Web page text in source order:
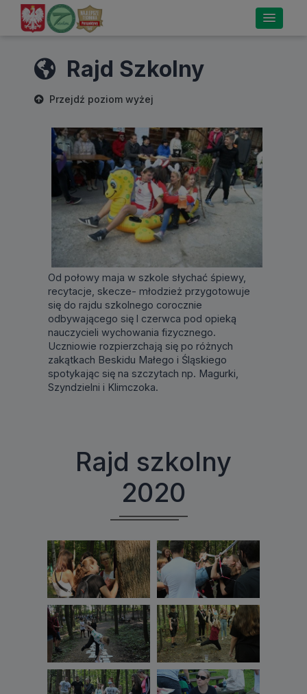
Rajd Szkolny
Przejdź poziom wyżej
Od połowy maja w szkole słychać śpiewy,
recytacje, skecze- młodzież przygotowuje
się do rajdu szkolnego corocznie
odbywającego się l czerwca pod opieką
nauczycieli wychowania fizycznego.
Uczniowie rozpierzchają się po różnych
zakątkach Beskidu Małego i Śląskiego
spotykając się na szczytach np. Magurki,
Szyndzielni i Klimczoka.
Rajd szkolny
2020